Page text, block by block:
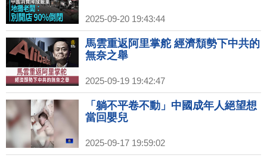
2025-09-20 19:43:44
馬雲重返阿里掌舵 經濟頹勢下中共的
無奈之舉
2025-09-19 19:42:47
「躺不平卷不動」中國成年人絕望想
當回嬰兒
2025-09-17 19:59:02